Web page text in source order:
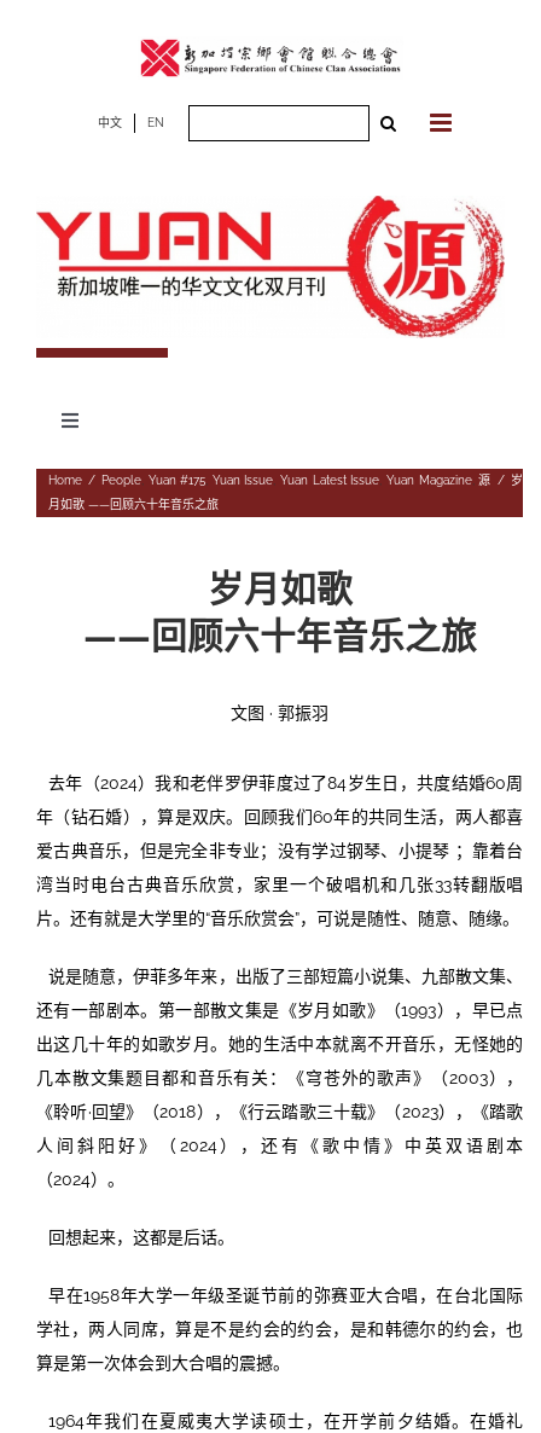
中文 EN
Toggle
专题
文学
179期
177期
编委会
{username} | 退出
Home / People, Yuan #175 Yuan Issue ,Yuan Latest Issue Yuan Magazine,源 / 岁
月如歌 ——回顾六十年音乐之旅
岁月如歌
——回顾六十年音乐之旅
文图 · 郭振羽
去年（2024）我和老伴罗伊菲度过了84岁生日，共度结婚60周
年（钻石婚），算是双庆。回顾我们60年的共同生活，两人都喜
爱古典音乐，但是完全非专业；没有学过钢琴、小提琴 ；靠着台
湾当时电台古典音乐欣赏，家里一个破唱机和几张33转翻版唱
片。还有就是大学里的“音乐欣赏会”，可说是随性、随意、随缘。
说是随意，伊菲多年来，出版了三部短篇小说集、九部散文集、
还有一部剧本。第一部散文集是《岁月如歌》（1993），早已点
出这几十年的如歌岁月。她的生活中本就离不开音乐，无怪她的
几本散文集题目都和音乐有关：《穹苍外的歌声》（2003），
《聆听·回望》（2018），《行云踏歌三十载》（2023），《踏歌
人间斜阳好》（2024），还有《歌中情》中英双语剧本
（2024）。
回想起来，这都是后话。
早在1958年大学一年级圣诞节前的弥赛亚大合唱，在台北国际
学社，两人同席，算是不是约会的约会，是和韩德尔的约会，也
算是第一次体会到大合唱的震撼。
1964年我们在夏威夷大学读硕士，在开学前夕结婚。在婚礼